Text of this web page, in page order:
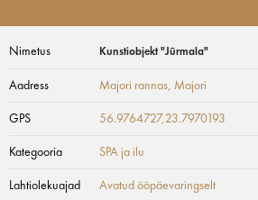
Nimetus Kunstiobjekt "Jūrmala"
Aadress Majori rannas, Majori
GPS 56.9764727,23.7970193
Kategooria SPA ja ilu
Lahtiolekuajad Avatud ööpäevaringselt